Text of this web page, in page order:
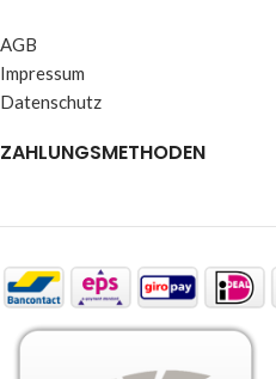
AGB
Impressum
Datenschutz
ZAHLUNGSMETHODEN